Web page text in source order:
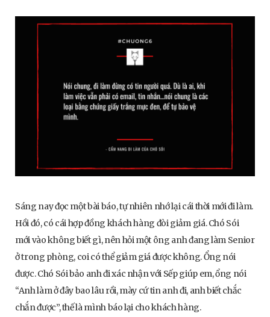
Sáng nay đọc một bài báo, tự nhiên nhớ lại cái thời mới đi làm.
Hồi đó, có cái hợp đồng khách hàng đòi giảm giá. Chó Sói
mới vào không biết gì, nên hỏi một ông anh đang làm Senior
ở trong phòng, coi có thể giảm giá được không. Ổng nói
được. Chó Sói bảo anh đi xác nhận với Sếp giúp em, ổng nói
“Anh làm ở đây bao lâu rồi, mày cứ tin anh đi, anh biết chắc
chắn được”, thế là mình báo lại cho khách hàng.